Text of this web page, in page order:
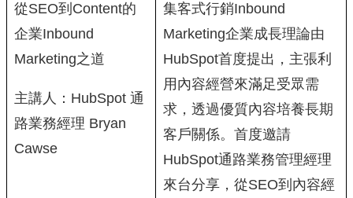
從SEO到Content的
企業Inbound
Marketing之道
主講人：HubSpot 通
路業務經理 Bryan
Cawse
集客式行銷Inbound
Marketing企業成長理論由
HubSpot首度提出，主張利
用內容經營來滿足受眾需
求，透過優質內容培養長期
客戶關係。首度邀請
HubSpot通路業務管理經理
來台分享，從SEO到內容經